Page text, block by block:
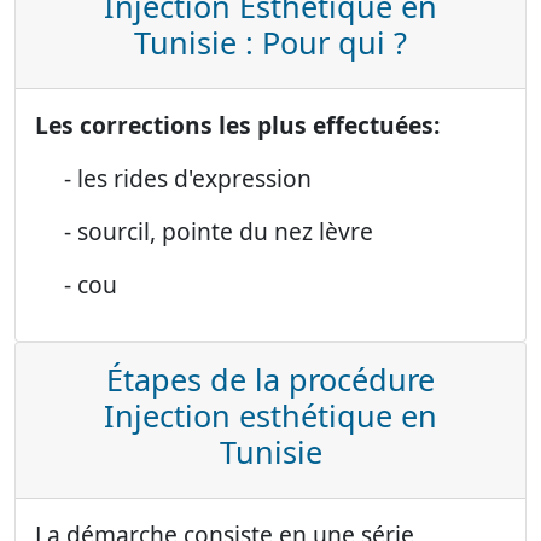
Tunisie : Pour qui ?
Les corrections les plus effectuées:
- les rides d'expression
- sourcil, pointe du nez lèvre
- cou
Étapes de la procédure
Injection esthétique en
Tunisie